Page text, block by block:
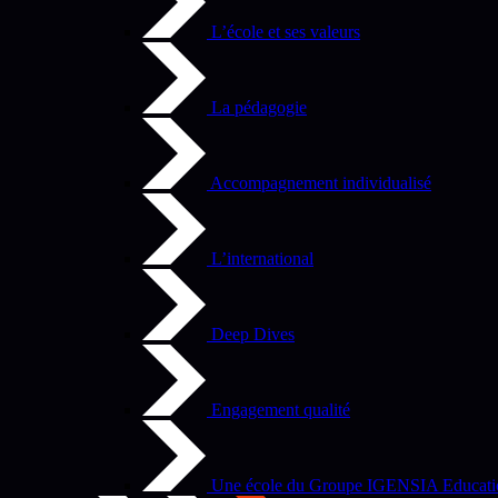
L’école et ses valeurs
La pédagogie
Accompagnement individualisé
L’international
Deep Dives
Engagement qualité
Une école du Groupe IGENSIA